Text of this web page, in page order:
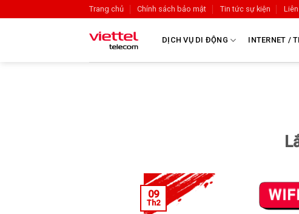
Trang chủ Chính sách bảo mật Tin tức sự kiện
DỊCH VỤ DI ĐỘNG INTERNET /
09
Th2